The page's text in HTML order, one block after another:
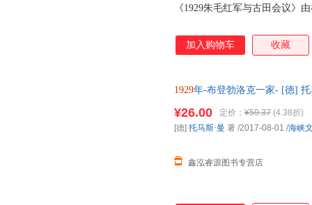
《1929朱毛红军与古田会议》
加入购物车 收藏
1929年-布登勃洛克一家- [德]
¥26.00 定价： ¥59.37 (4.38折)
鑫泓睿源图书专营店
[德] 托马斯·曼 著 /2017-08-01 /海峡